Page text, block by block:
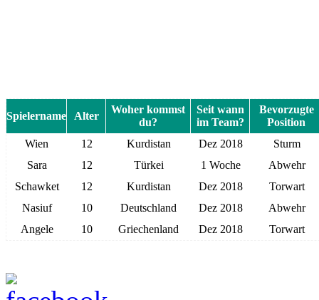
Spielername Alter
Woher kommst
du?
Seit wann
im Team?
Bevorzugte
Position
Wien
12 Kurdistan Dez 2018
Sturm
Sara
12 Türkei 1 Woche
Abwehr
Schawket
12 Kurdistan Dez 2018
Torwart
Nasiuf
10 Deutschland Dez 2018
Abwehr
Angele
10 Griechenland Dez 2018 Torwart